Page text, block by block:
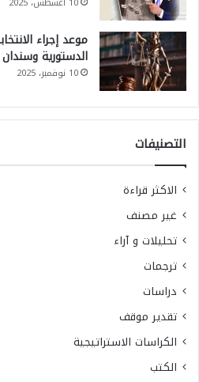
موعد إجراء
الدستورية
10 نوفمبر، 2025
التصنيفات
الاكثر قراءة
غير مصنف
تحليلات و آراء
ترجمات
دراسات
تقدير موقف
الكراسات الاستراتيجية
الكتب